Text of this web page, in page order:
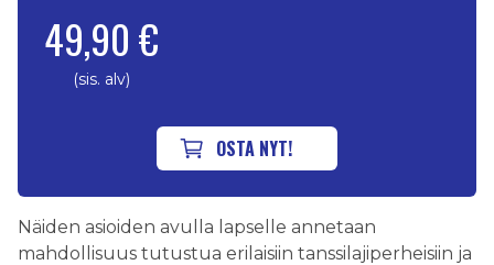
49,90 €
(sis. alv)
OSTA NYT!
Näiden asioiden avulla lapselle annetaan
mahdollisuus tutustua erilaisiin tanssilajiperheisiin ja